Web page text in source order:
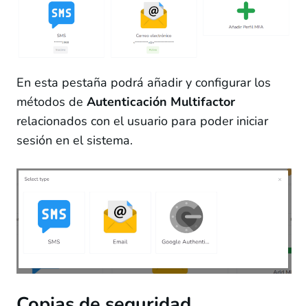
En esta pestaña podrá añadir y configurar los
métodos de Autenticación Multifactor
relacionados con el usuario para poder iniciar
sesión en el sistema.